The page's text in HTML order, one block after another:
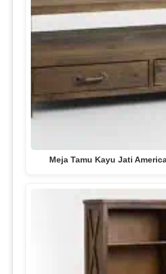
Meja Tamu Kayu Jati